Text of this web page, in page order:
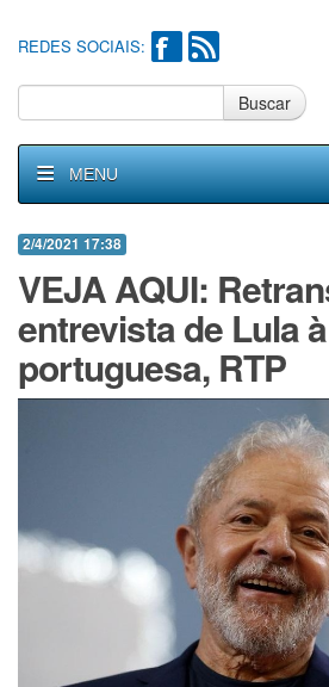
REDES SOCIAIS:
Buscar
MENU
2/4/2021 17:38
VEJA AQUI:
entrevista de Lula
portuguesa, RTP